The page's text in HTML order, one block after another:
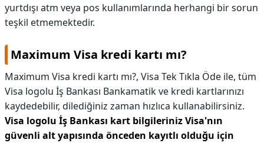
yurtdışı atm veya pos kullanımlarında herhangi bir sorun
teşkil etmemektedir.
Maximum Visa kredi kartı mı?
Maximum Visa kredi kartı mı?, Visa Tek Tıkla Öde ile, tüm
Visa logolu İş Bankası Bankamatik ve kredi kartlarınızı
kaydedebilir, dilediğiniz zaman hızlıca kullanabilirsiniz.
Visa logolu İş Bankası kart bilgileriniz Visa'nın
güvenli alt yapısında önceden kayıtlı olduğu için